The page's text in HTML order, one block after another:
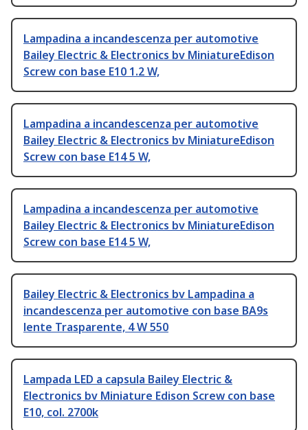
Lampadina a incandescenza per automotive
Bailey Electric & Electronics bv MiniatureEdison
Screw con base E10 1.2 W,
Lampadina a incandescenza per automotive
Bailey Electric & Electronics bv MiniatureEdison
Screw con base E14 5 W,
Lampadina a incandescenza per automotive
Bailey Electric & Electronics bv MiniatureEdison
Screw con base E14 5 W,
Bailey Electric & Electronics bv Lampadina a
incandescenza per automotive con base BA9s
lente Trasparente, 4 W 550
Lampada LED a capsula Bailey Electric &
Electronics bv Miniature Edison Screw con base
E10, col. 2700k